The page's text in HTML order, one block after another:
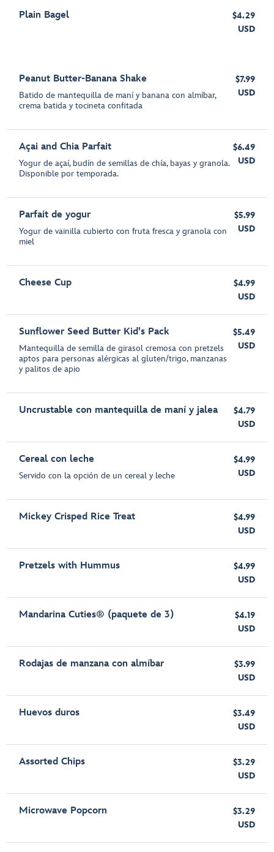
Plain Bagel
$4.29
USD
Peanut Butter-Banana Shake
Batido de mantequilla de maní y banana con almíbar,
crema batida y tocineta confitada
$7.99
USD
Açai and Chia Parfait
Yogur de açaí, budín de semillas de chía, bayas y granola.
Disponible por temporada.
$6.49
USD
Parfait de yogur
Yogur de vainilla cubierto con fruta fresca y granola con
miel
$5.99
USD
Cheese Cup
$4.99
USD
Sunflower Seed Butter Kid's Pack
Mantequilla de semilla de girasol cremosa con pretzels
aptos para personas alérgicas al gluten/trigo, manzanas
y palitos de apio
$5.49
USD
Uncrustable con mantequilla de maní y jalea
$4.79
USD
Cereal con leche
Servido con la opción de un cereal y leche
$4.99
USD
Mickey Crisped Rice Treat
$4.99
USD
Pretzels with Hummus
$4.99
USD
Mandarina Cuties® (paquete de 3)
$4.19
USD
Rodajas de manzana con almíbar
$3.99
USD
Huevos duros
$3.49
USD
Assorted Chips
$3.29
USD
Microwave Popcorn
$3.29
USD